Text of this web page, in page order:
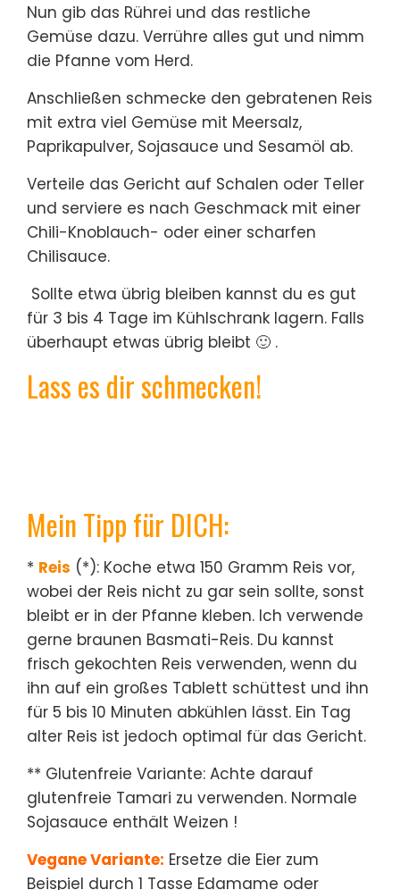
Nun gib das Rührei und das restliche
Gemüse dazu. Verrühre alles gut und nimm
die Pfanne vom Herd.
Anschließen schmecke den gebratenen Reis
mit extra viel Gemüse mit Meersalz,
Paprikapulver, Sojasauce und Sesamöl ab.
Verteile das Gericht auf Schalen oder Teller
und serviere es nach Geschmack mit einer
Chili-Knoblauch- oder einer scharfen
Chilisauce.
Sollte etwa übrig bleiben kannst du es gut
für 3 bis 4 Tage im Kühlschrank lagern. Falls
überhaupt etwas übrig bleibt 🙂 .
Lass es dir schmecken!
Mein Tipp für DICH:
* Reis (*): Koche etwa 150 Gramm Reis vor,
wobei der Reis nicht zu gar sein sollte, sonst
bleibt er in der Pfanne kleben. Ich verwende
gerne braunen Basmati-Reis. Du kannst
frisch gekochten Reis verwenden, wenn du
ihn auf ein großes Tablett schüttest und ihn
für 5 bis 10 Minuten abkühlen lässt. Ein Tag
alter Reis ist jedoch optimal für das Gericht.
** Glutenfreie Variante: Achte darauf
glutenfreie Tamari zu verwenden. Normale
Sojasauce enthält Weizen !
Vegane Variante: Ersetze die Eier zum
Beispiel durch 1 Tasse Edamame oder